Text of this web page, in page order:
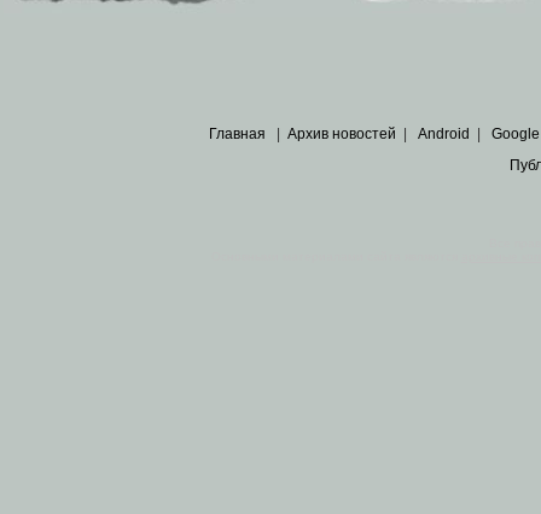
Главная | Архив новостей | Android | Google